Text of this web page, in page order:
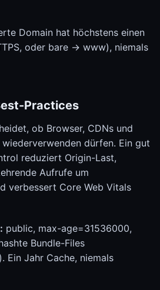
Domain hat höchstens einen
oder bare -> www), niemals
Practices
ob Browser, CDNs und
dürfen. Ein gut
reduziert Origin-Last,
Aufrufe um
verbessert Core Web Vitals
public, max-age=31536000,
Bundle-Files
Ein Jahr Cache, niemals